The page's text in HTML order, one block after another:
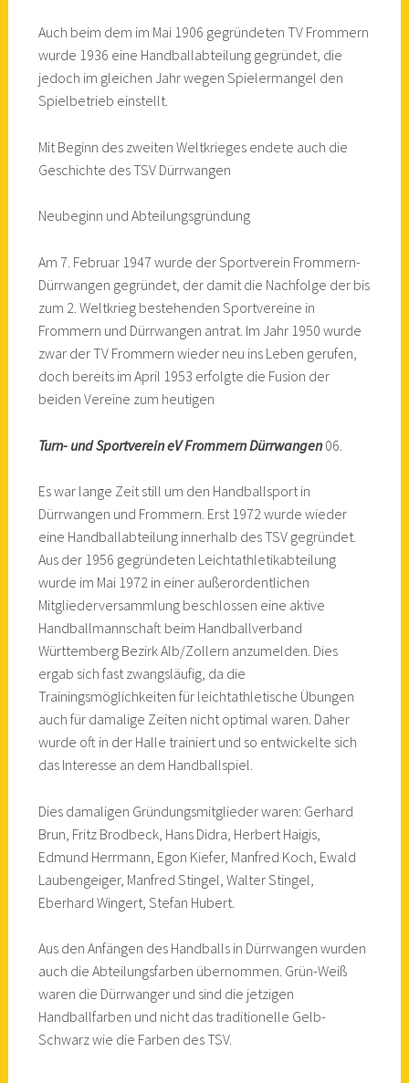
Auch beim dem im Mai 1906 gegründeten TV Frommern
wurde 1936 eine Handballabteilung gegründet, die
jedoch im gleichen Jahr wegen Spielermangel den
Spielbetrieb einstellt.
Mit Beginn des zweiten Weltkrieges endete auch die
Geschichte des TSV Dürrwangen
Neubeginn und Abteilungsgründung
Am 7. Februar 1947 wurde der Sportverein Frommern-
Dürrwangen gegründet, der damit die Nachfolge der bis
zum 2. Weltkrieg bestehenden Sportvereine in
Frommern und Dürrwangen antrat. Im Jahr 1950 wurde
zwar der TV Frommern wieder neu ins Leben gerufen,
doch bereits im April 1953 erfolgte die Fusion der
beiden Vereine zum heutigen
Turn- und Sportverein eV Frommern Dürrwangen06.
Es war lange Zeit still um den Handballsport in
Dürrwangen und Frommern. Erst 1972 wurde wieder
eine Handballabteilung innerhalb des TSV gegründet.
Aus der 1956 gegründeten Leichtathletikabteilung
wurde im Mai 1972 in einer außerordentlichen
Mitgliederversammlung beschlossen eine aktive
Handballmannschaft beim Handballverband
Württemberg Bezirk Alb/Zollern anzumelden. Dies
ergab sich fast zwangsläufig, da die
Trainingsmöglichkeiten für leichtathletische Übungen
auch für damalige Zeiten nicht optimal waren. Daher
wurde oft in der Halle trainiert und so entwickelte sich
das Interesse an dem Handballspiel.
Dies damaligen Gründungsmitglieder waren: Gerhard
Brun, Fritz Brodbeck, Hans Didra, Herbert Haigis,
Edmund Herrmann, Egon Kiefer, Manfred Koch, Ewald
Laubengeiger, Manfred Stingel, Walter Stingel,
Eberhard Wingert, Stefan Hubert.
Aus den Anfängen des Handballs in Dürrwangen wurden
auch die Abteilungsfarben übernommen. Grün-Weiß
waren die Dürrwanger und sind die jetzigen
Handballfarben und nicht das traditionelle Gelb-
Schwarz wie die Farben des TSV.